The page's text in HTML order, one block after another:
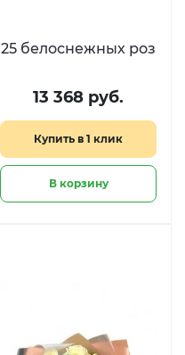
25 белоснежных роз
13 368 руб.
Купить в 1 клик
В корзину